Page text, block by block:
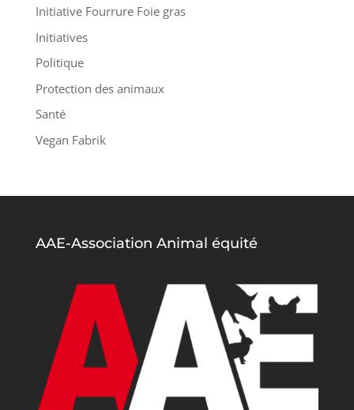
Initiative Fourrure Foie gras
Initiatives
Politique
Protection des animaux
Santé
Vegan Fabrik
AAE-Association Animal équité